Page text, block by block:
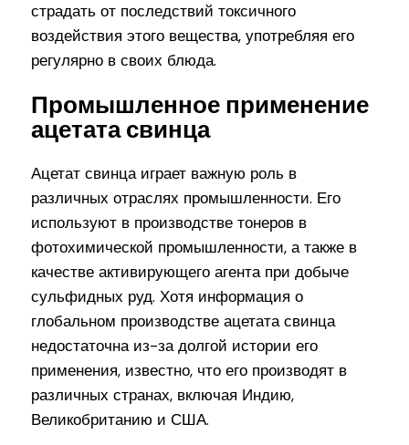
страдать от последствий токсичного
воздействия этого вещества, употребляя его
регулярно в своих блюда.
Промышленное применение
ацетата свинца
Ацетат свинца играет важную роль в
различных отраслях промышленности. Его
используют в производстве тонеров в
фотохимической промышленности, а также в
качестве активирующего агента при добыче
сульфидных руд. Хотя информация о
глобальном производстве ацетата свинца
недостаточна из-за долгой истории его
применения, известно, что его производят в
различных странах, включая Индию,
Великобританию и США.